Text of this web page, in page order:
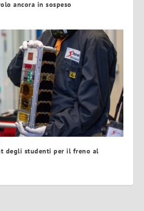
ancora in sospeso
degli studenti per il freno al